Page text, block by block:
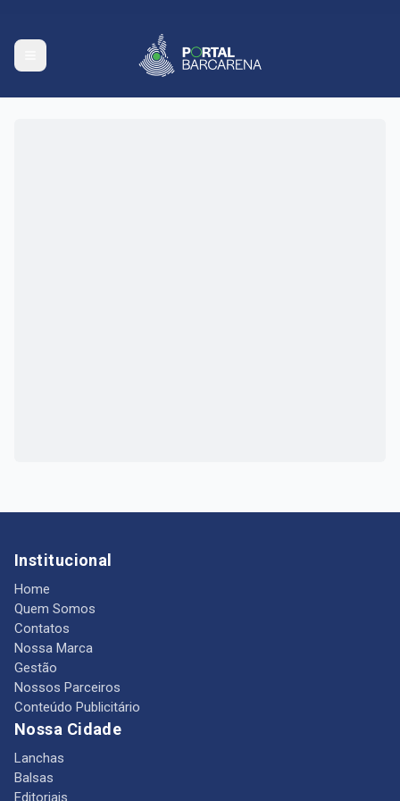
Institucional
Home
Quem Somos
Contatos
Nossa Marca
Gestão
Nossos Parceiros
Conteúdo Publicitário
Nossa Cidade
Lanchas
Balsas
Editoriais